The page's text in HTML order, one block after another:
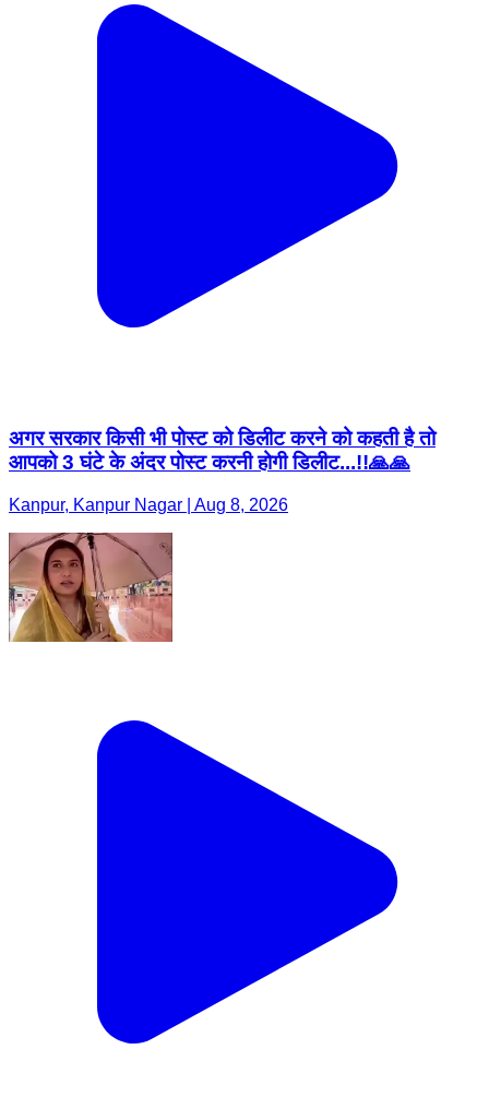
अगर सरकार किसी भी पोस्ट को डिलीट करने को कहती है तो
आपको 3 घंटे के अंदर पोस्ट करनी होगी डिलीट...!!🙏🙏
Kanpur, Kanpur Nagar | Aug 8, 2026